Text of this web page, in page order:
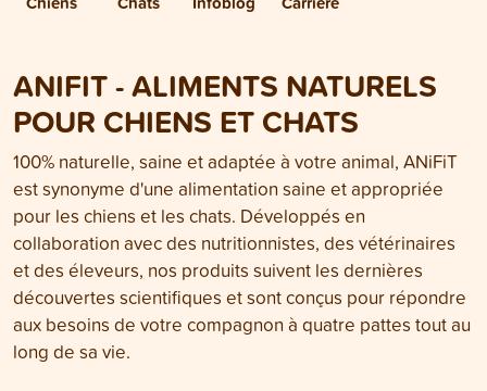
ANIFIT - ALIMENTS NATURELS
POUR CHIENS ET CHATS
100% naturelle, saine et adaptée à votre animal, ANiFiT
est synonyme d'une alimentation saine et appropriée
pour les chiens et les chats. Développés en
collaboration avec des nutritionnistes, des vétérinaires
et des éleveurs, nos produits suivent les dernières
découvertes scientifiques et sont conçus pour répondre
aux besoins de votre compagnon à quatre pattes tout au
long de sa vie.